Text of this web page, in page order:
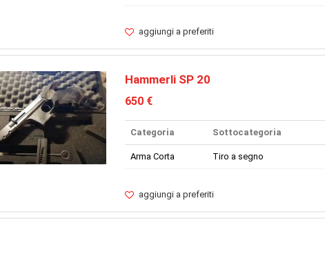
aggiungi a preferiti
Hammerli SP 20
650 €
Categoria Sottocategoria
Arma Corta Tiro a segno
aggiungi a preferiti